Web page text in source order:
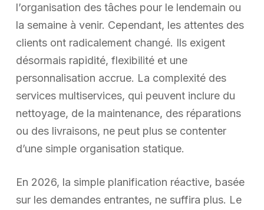
l’organisation des tâches pour le lendemain ou
la semaine à venir. Cependant, les attentes des
clients ont radicalement changé. Ils exigent
désormais rapidité, flexibilité et une
personnalisation accrue. La complexité des
services multiservices, qui peuvent inclure du
nettoyage, de la maintenance, des réparations
ou des livraisons, ne peut plus se contenter
d’une simple organisation statique.
En 2026, la simple planification réactive, basée
sur les demandes entrantes, ne suffira plus. Le